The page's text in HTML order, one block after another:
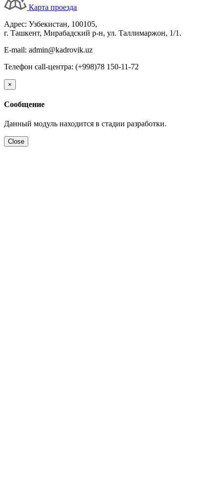
Карта проезда
Адрес: Узбекистан, 100105,
г. Ташкент, Мирабадский р-н, ул. Таллимаржон, 1/1.
E-mail: admin@kadrovik.uz
Телефон call-центра: (+998)78 150-11-72
×
Сообщение
Данный модуль находится в стадии разработки.
Close